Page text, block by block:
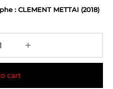
: CLEMENT METTAI (2018)
cart